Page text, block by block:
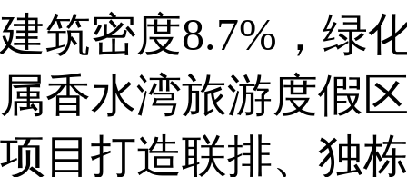
建筑密度8.7%，绿
属香水湾旅游度假
项目打造联排、独